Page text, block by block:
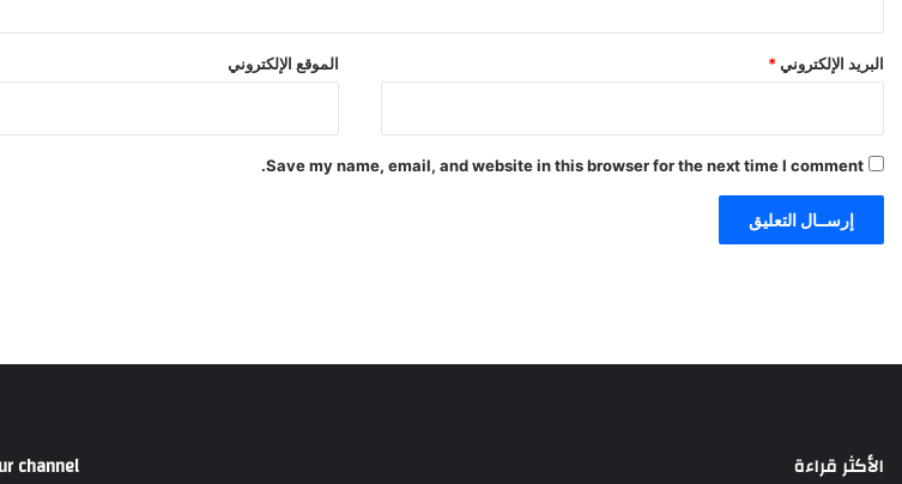
البريد الإلكتروني* الموقع الإلكتروني
Save my name, email, and website in this browser for the next time I comment.
الأكثر قراءة channel